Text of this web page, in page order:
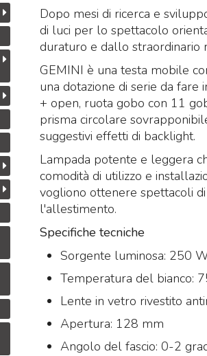
Dopo mesi di ricerca e
di luci per lo spettacolo
duraturo e dallo straordinario
GEMINI è una testa mobile
una dotazione di serie da fare
+ open, ruota gobo con 11
prisma circolare
suggestivi effetti di backlight.
Lampada potente e leggera
comodità di utilizzo e
vogliono ottenere spettacoli
l'allestimento.
Specifiche tecniche
Sorgente luminosa: 250
Temperatura del bianco:
Lente in vetro rivestito
Apertura: 128 mm
Angolo del fascio: 0-2